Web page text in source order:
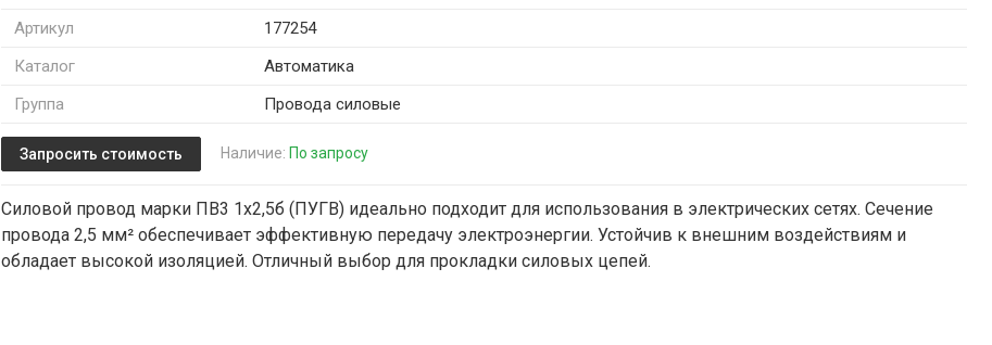
Артикул
177254
Каталог
Автоматика
Группа
Провода силовые
Запросить стоимость Наличие: По запросу
Силовой провод марки ПВ3 1х2,5б (ПУГВ) идеально подходит для использования в электрических сетях. Сечение
провода 2,5 мм² обеспечивает эффективную передачу электроэнергии. Устойчив к внешним воздействиям и
обладает высокой изоляцией. Отличный выбор для прокладки силовых цепей.